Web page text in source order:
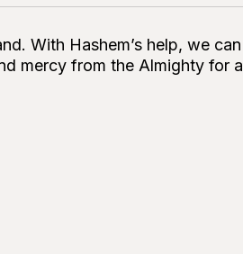
With Hashem’s help, we can
mercy from the Almighty for a